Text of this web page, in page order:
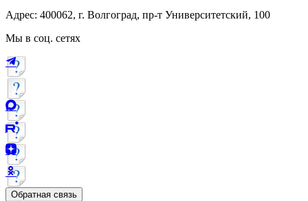
Адрес: 400062, г. Волгоград, пр-т Университетский, 100
Мы в соц. сетях
Обратная связь